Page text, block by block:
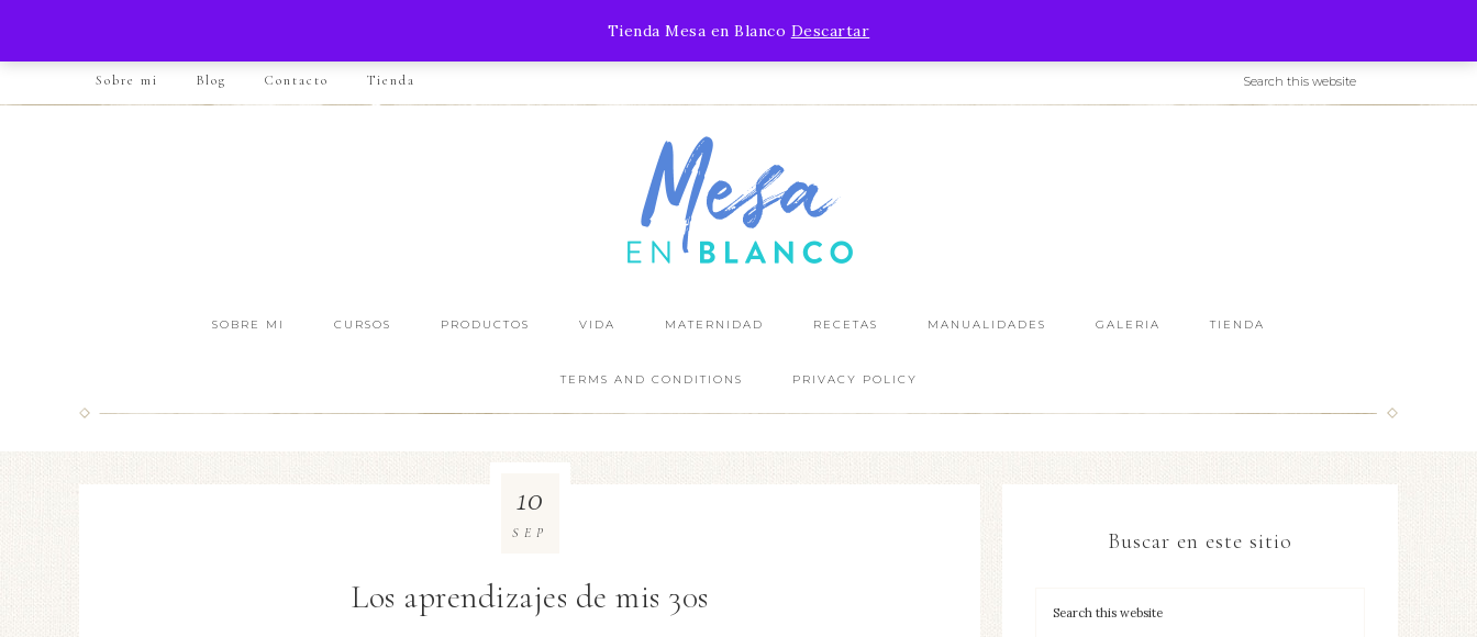
Tienda Mesa en Blanco Descartar
¿YA VISTE MI ÚLTIMO POST? IR AL BLOG
Sobre mi Blog Contacto Tienda
SOBRE MI CURSOS PRODUCTOS VIDA MATERNIDAD RECETAS MANUALIDADES GALERIA TIENDA
TERMS AND CONDITIONS PRIVACY POLICY
Los aprendizajes de mis 30s
10
SEP Buscar en este sitio